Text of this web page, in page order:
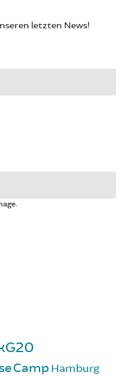
letzten News!
CampHamburg